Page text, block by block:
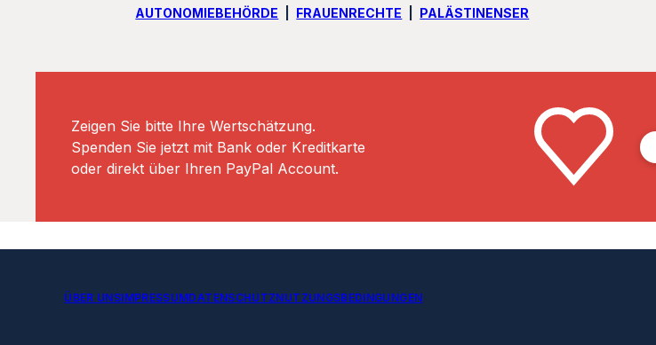
AUTONOMIEBEHÖRDE FRAUENRECHTE PALÄSTINENSER
Zeigen Sie bitte Ihre Wertschätzung.
Spenden Sie jetzt mit Bank oder Kreditkarte
oder direkt über Ihren PayPal Account.
ÜBER UNSIMPRESSUMDATENSCHUTZNUTZUNGSBEDINGUNGEN